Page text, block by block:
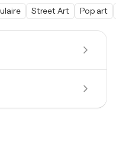
Street Art Pop art